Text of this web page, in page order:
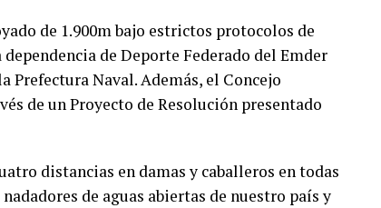
de 1.900m bajo estrictos protocolos de
de Deporte Federado del Emder
Prefectura Naval. Además, el Concejo
de un Proyecto de Resolución presentado
distancias en damas y caballeros en todas
de aguas abiertas de nuestro país y